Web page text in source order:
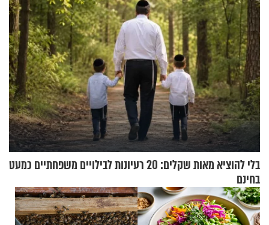
בלי להוציא מאות שקלים: 20 רעיונות לבילויים משפחתיים כמעט
בחינם